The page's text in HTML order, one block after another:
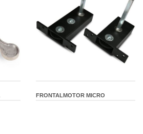
FRONTALMOTOR MICRO